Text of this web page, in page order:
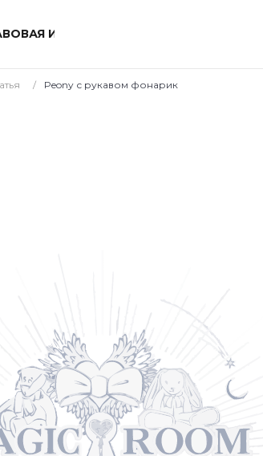
ИНФОРМАЦИЯ
/ Peony с рукавом фонарик